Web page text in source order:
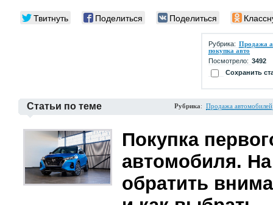
Твитнуть Поделиться Поделиться
Рубрика: Продажа
покупка авто
Посмотрело: 3492
Сохранить
Статьи по теме Рубрика: Продажа
Покупка
автомобиля.
обратить